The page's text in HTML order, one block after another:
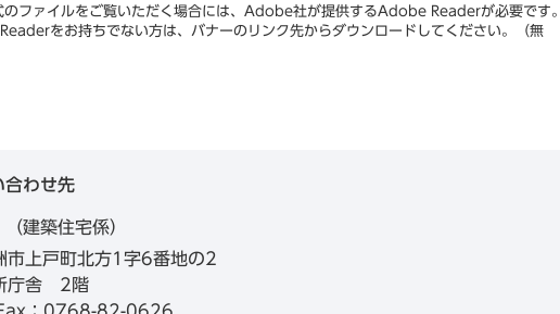
のファイルをご覧いただく場合には、Adobe社が提供するAdobe Readerが必要です。
をお持ちでない方は、バナーのリンク先からダウンロードしてください。（無
合わせ先
建築住宅係
市上戸町北方1字6番地の2
庁舎 2階